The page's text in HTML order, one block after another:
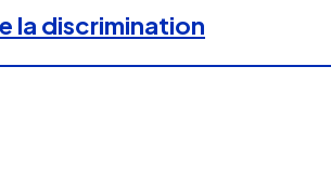
la discrimination